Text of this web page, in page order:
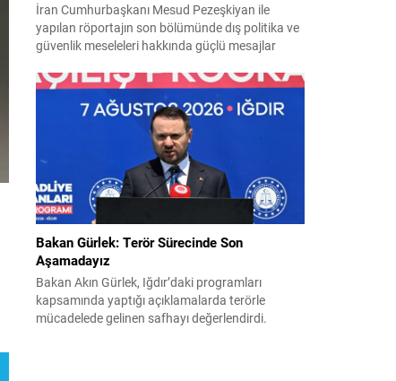
İran Cumhurbaşkanı Mesud Pezeşkiyan ile
yapılan röportajın son bölümünde dış politika ve
güvenlik meseleleri hakkında güçlü mesajlar
hem de savunmaya hazır olduklarını vurguladı ve
uygulamaya konulamayan 14 Haziran
mutabakat zaptına ilişkin görüşlerini paylaştı.
“Mutabakat zaptını savunacağız; geri adım
atmayız” Pezeşkiyan, varılan anlaşmanın
savunulacağını belirterek,...
Bakan Gürlek: Terör Sürecinde Son
Aşamadayız
Bakan Akın Gürlek, Iğdır’daki programları
kapsamında yaptığı açıklamalarda terörle
mücadelede gelinen safhayı değerlendirdi.